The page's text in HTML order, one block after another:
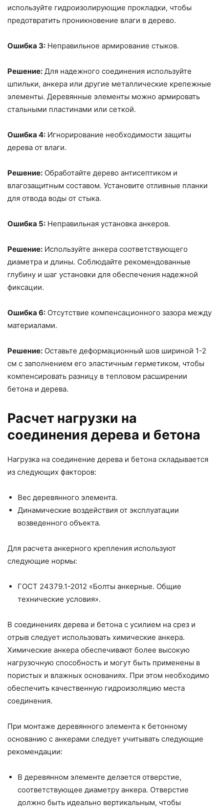
используйте гидроизолирующие прокладки, чтобы
предотвратить проникновение влаги в дерево.
Ошибка 3: Неправильное армирование стыков.
Решение: Для надежного соединения используйте
шпильки, анкера или другие металлические крепежные
элементы. Деревянные элементы можно армировать
стальными пластинами или сеткой.
Ошибка 4: Игнорирование необходимости защиты
дерева от влаги.
Решение: Обработайте дерево антисептиком и
влагозащитным составом. Установите отливные планки
для отвода воды от стыка.
Ошибка 5: Неправильная установка анкеров.
Решение: Используйте анкера соответствующего
диаметра и длины. Соблюдайте рекомендованные
глубину и шаг установки для обеспечения надежной
фиксации.
Ошибка 6: Отсутствие компенсационного зазора между
материалами.
Решение: Оставьте деформационный шов шириной 1-2
см с заполнением его эластичным герметиком, чтобы
компенсировать разницу в тепловом расширении
бетона и дерева.
Расчет нагрузки на
соединения дерева и бетона
Нагрузка на соединение дерева и бетона складывается
из следующих факторов:
Вес деревянного элемента.
Динамические воздействия от эксплуатации
возведенного объекта.
Для расчета анкерного крепления используют
следующие нормы:
ГОСТ 24379.1-2012 «Болты анкерные. Общие
технические условия».
В соединениях дерева и бетона с усилием на срез и
отрыв следует использовать химические анкера.
Химические анкера обеспечивают более высокую
нагрузочную способность и могут быть применены в
пористых и влажных основаниях. При этом необходимо
обеспечить качественную гидроизоляцию места
соединения.
При монтаже деревянного элемента к бетонному
основанию с анкерами следует учитывать следующие
рекомендации:
В деревянном элементе делается отверстие,
соответствующее диаметру анкера. Отверстие
должно быть идеально вертикальным, чтобы